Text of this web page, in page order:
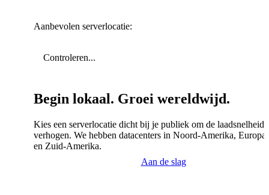
Aanbevolen serverlocatie:
Controleren...
Begin lokaal. Groei wereldwijd.
Kies een serverlocatie dicht bij je publiek om de laadsnelheid
verhogen. We hebben datacenters in Noord-Amerika,
en Zuid-Amerika.
Aan de slag